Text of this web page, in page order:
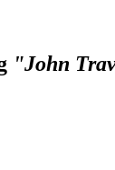
"John